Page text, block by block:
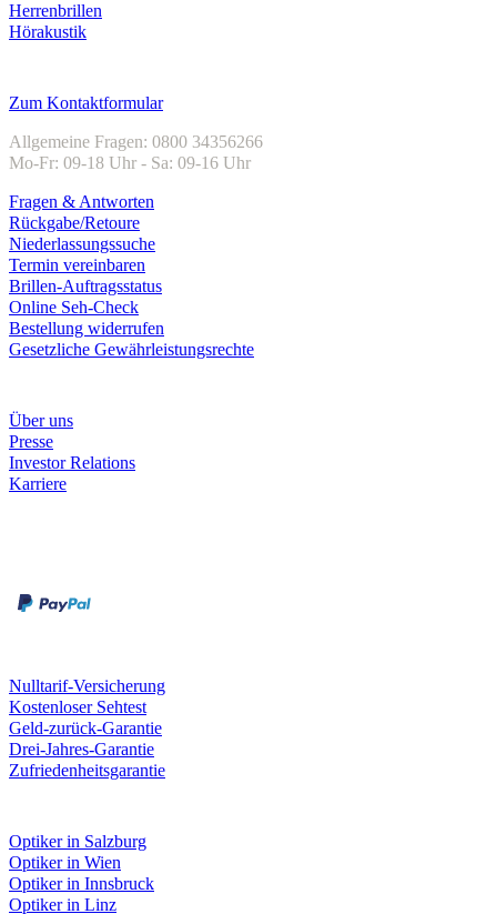
Herrenbrillen
Hörakustik
Zum Kontaktformular
Allgemeine Fragen: 0800 34356266
Mo-Fr: 09-18 Uhr - Sa: 09-16 Uhr
Fragen & Antworten
Rückgabe/Retoure
Niederlassungssuche
Termin vereinbaren
Brillen-Auftragsstatus
Online Seh-Check
Bestellung widerrufen
Gesetzliche Gewährleistungsrechte
Über uns
Presse
Investor Relations
Karriere
Nulltarif-Versicherung
Kostenloser Sehtest
Geld-zurück-Garantie
Drei-Jahres-Garantie
Zufriedenheitsgarantie
Optiker in Salzburg
Optiker in Wien
Optiker in Innsbruck
Optiker in Linz